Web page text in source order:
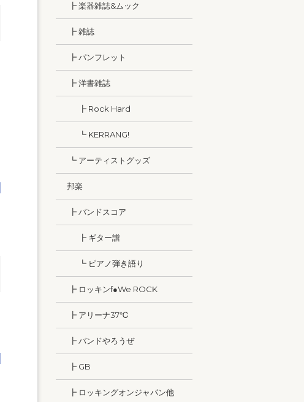
┣ 楽器雑誌&ムック
┣ 雑誌
┣ パンフレット
┣ 洋書雑誌
┣ Rock Hard
┗ KERRANG!
┗ アーティストグッズ
邦楽
┣ バンドスコア
┣ ギター譜
┗ ピアノ弾き語り
┣ ロッキンf●We ROCK
┣ アリーナ37℃
┣ バンドやろうぜ
┣ GB
┣ ロッキングオンジャパン他